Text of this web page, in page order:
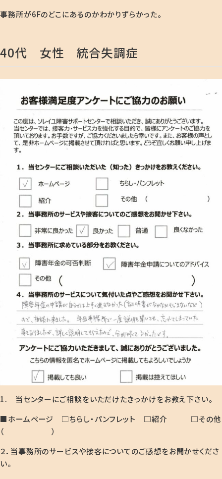
事務所が6Fのどこにあるのかわかりずらかった。
40代 女性 統合失調症
1. 当センターにご相談をいただけたきっかけをお教え下さい。
■ホームページ □ちらし・パンフレット □紹介 □その他
（ ）
２．当事務所のサービスや接客についてのご感想をお聞かせくださ
い。